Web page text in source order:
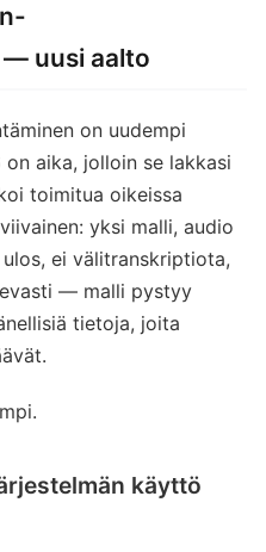
— uusi aalto
on uudempi
aika, jolloin se lakkasi
toimitua oikeissa
yksi malli, audio
ei välitranskriptiota,
— malli pystyy
tietoja, joita
käyttö